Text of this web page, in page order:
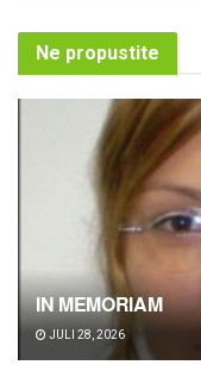
Ne propustite
IN MEMORIAM
JULI 28, 2026